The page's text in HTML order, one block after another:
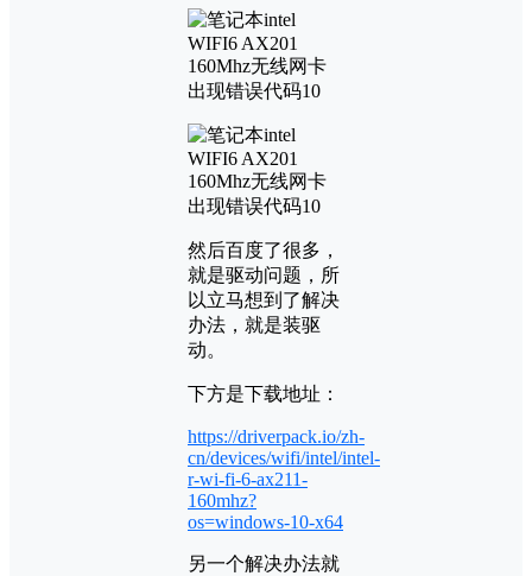
然后百度了很多，
就是驱动问题，所
以立马想到了解决
办法，就是装驱
动。
下方是下载地址：
https://driverpack.io/zh-
cn/devices/wifi/intel/intel-
r-wi-fi-6-ax211-
160mhz?
os=windows-10-x64
另一个解决办法就